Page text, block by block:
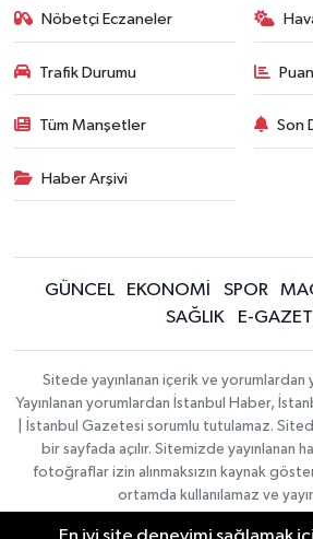
Nöbetçi Eczaneler
Trafik Durumu
Tüm Manşetler Son
Haber Arşivi
GÜNCEL EKONOMİ SPOR
SAĞLIK
E-
Sitede yayınlanan içerik ve yorumlardan
Yayınlanan yorumlardan İstanbul Haber,
| İstanbul Gazetesi sorumlu tutulamaz.
bir sayfada açılır. Sitemizde yayınlanan
fotoğraflar izin alınmaksızın kaynak
ortamda kullanılamaz ve